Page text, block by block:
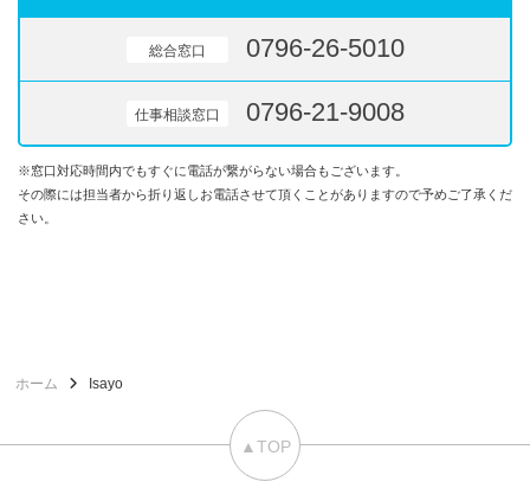
総合窓口 0796-26-5010
仕事相談窓口 0796-21-9008
※窓口対応時間内でもすぐに電話が繋がらない場合もございます。
その際には担当者から折り返しお電話させて頂くことがありますので予めご了承くだ
さい。
ホーム Isayo
▲TOP